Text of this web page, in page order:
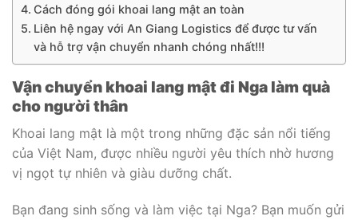
Cách đóng gói khoai lang mật an toàn
Liên hệ ngay với An Giang Logistics để được tư vấn
và hỗ trợ vận chuyển nhanh chóng nhất!!!
Vận chuyển khoai lang mật đi Nga làm quà
cho người thân
Khoai lang mật là một trong những đặc sản nổi tiếng
của Việt Nam, được nhiều người yêu thích nhờ hương
vị ngọt tự nhiên và giàu dưỡng chất.
Bạn đang sinh sống và làm việc tại Nga? Bạn muốn gửi